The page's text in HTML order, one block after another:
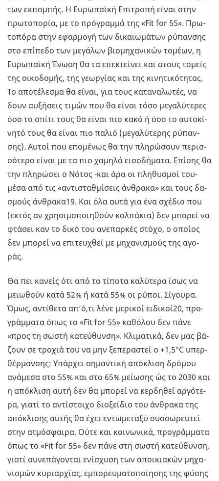
των εκ­πο­μπής. Η Ευ­ρω­παϊ­κή Επι­τρο­πή είναι στην
πρω­το­πο­ρία, με το πρό­γραμ­μά της «Fit for 55». Πρω­
το­πό­ρα στην εφαρ­μο­γή των δι­καιω­μά­των ρύ­παν­σης
στο επί­πε­δο των με­γά­λων βιο­μη­χα­νι­κών το­μέ­ων, η
Ευ­ρω­παϊ­κή Ένωση θα τα επε­κτεί­νει και στους το­μείς
της οι­κο­δο­μής, της γε­ωρ­γί­ας και της κι­νη­τι­κό­τη­τας.
Το απο­τέ­λε­σμα θα είναι, για τους κα­τα­να­λω­τές, να
δουν αυ­ξή­σεις τιμών που θα είναι τόσο με­γα­λύ­τε­ρες
όσο το σπίτι τους θα είναι πιο κακό ή όσο το αυ­το­κί­
νη­τό τους θα είναι πιο παλιό (με­γα­λύ­τε­ρης ρύ­παν­
σης). Αυτοί που επο­μέ­νως θα την πλη­ρώ­σουν πε­ρισ­
σό­τε­ρο είναι με τα πιο χα­μη­λά ει­σο­δή­μα­τα. Επί­σης θα
την πλη­ρώ­σει ο Νότος -και άρα οι πλη­θυ­σμοί του-
μέσα από τις «αντι­σταθ­μί­σεις άν­θρα­κα» και τους δα­
σμούς άν­θρα­κα19. Και όλα αυτά για ένα σχέ­διο που
(εκτός αν χρη­σι­μο­ποι­η­θούν κολ­πά­κια) δεν μπο­ρεί να
φτά­σει καν το δικό του ανε­παρ­κές στόχο, ο οποί­ος
δεν μπο­ρεί να επι­τευ­χθεί με μη­χα­νι­σμούς της αγο­
ράς.
Θα πει κα­νείς ότι από το τί­πο­τα κα­λύ­τε­ρα ίσως να
μειω­θούν κατά 52% ή κατά 55% οι ρύποι. Σί­γου­ρα.
Όμως, αντί­θε­τα απ’ό,τι λένε με­ρι­κοί ει­δι­κοί20, προ­
γράμ­μα­τα όπως το «Fit for 55» κα­θό­λου δεν πάνε
«προς τη σωστή κα­τεύ­θυν­ση». Κλι­μα­τι­κά, δεν μας βά­
ζουν σε τρο­χιά του να μην ξε­πε­ρα­στεί ο +1,5°C υπερ­
θέρ­μαν­σης: Υπάρ­χει ση­μα­ντι­κή από­κλι­ση δρό­μου
ανά­με­σα στο 55% και στο 65% μεί­ω­σης ώς το 2030 και
η από­κλι­ση αυτή δεν θα μπο­ρεί να κερ­δη­θεί αρ­γό­τε­
ρα, γιατί το αντί­στοι­χο διο­ξεί­διο του άν­θρα­κα της
από­κλι­σης αυτής θα έχει εντω­με­τα­ξύ συσ­σω­ρευ­τεί
στην ατμό­σφαι­ρα. Ούτε και κοι­νω­νι­κά, προ­γράμ­μα­τα
όπως το «Fit for 55» δεν πάνε στη σωστή κα­τεύ­θυν­ση,
γιατί συ­νε­πά­γο­νται ενί­σχυ­ση των αποι­κια­κών μη­χα­
νι­σμών κυ­ριαρ­χί­ας, εμπο­ρευ­μα­το­ποί­η­σης της φύσης